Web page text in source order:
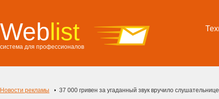
Weblist
система для профессионалов
Новости рекламы 37 000 гривен за угаданный звук вручило